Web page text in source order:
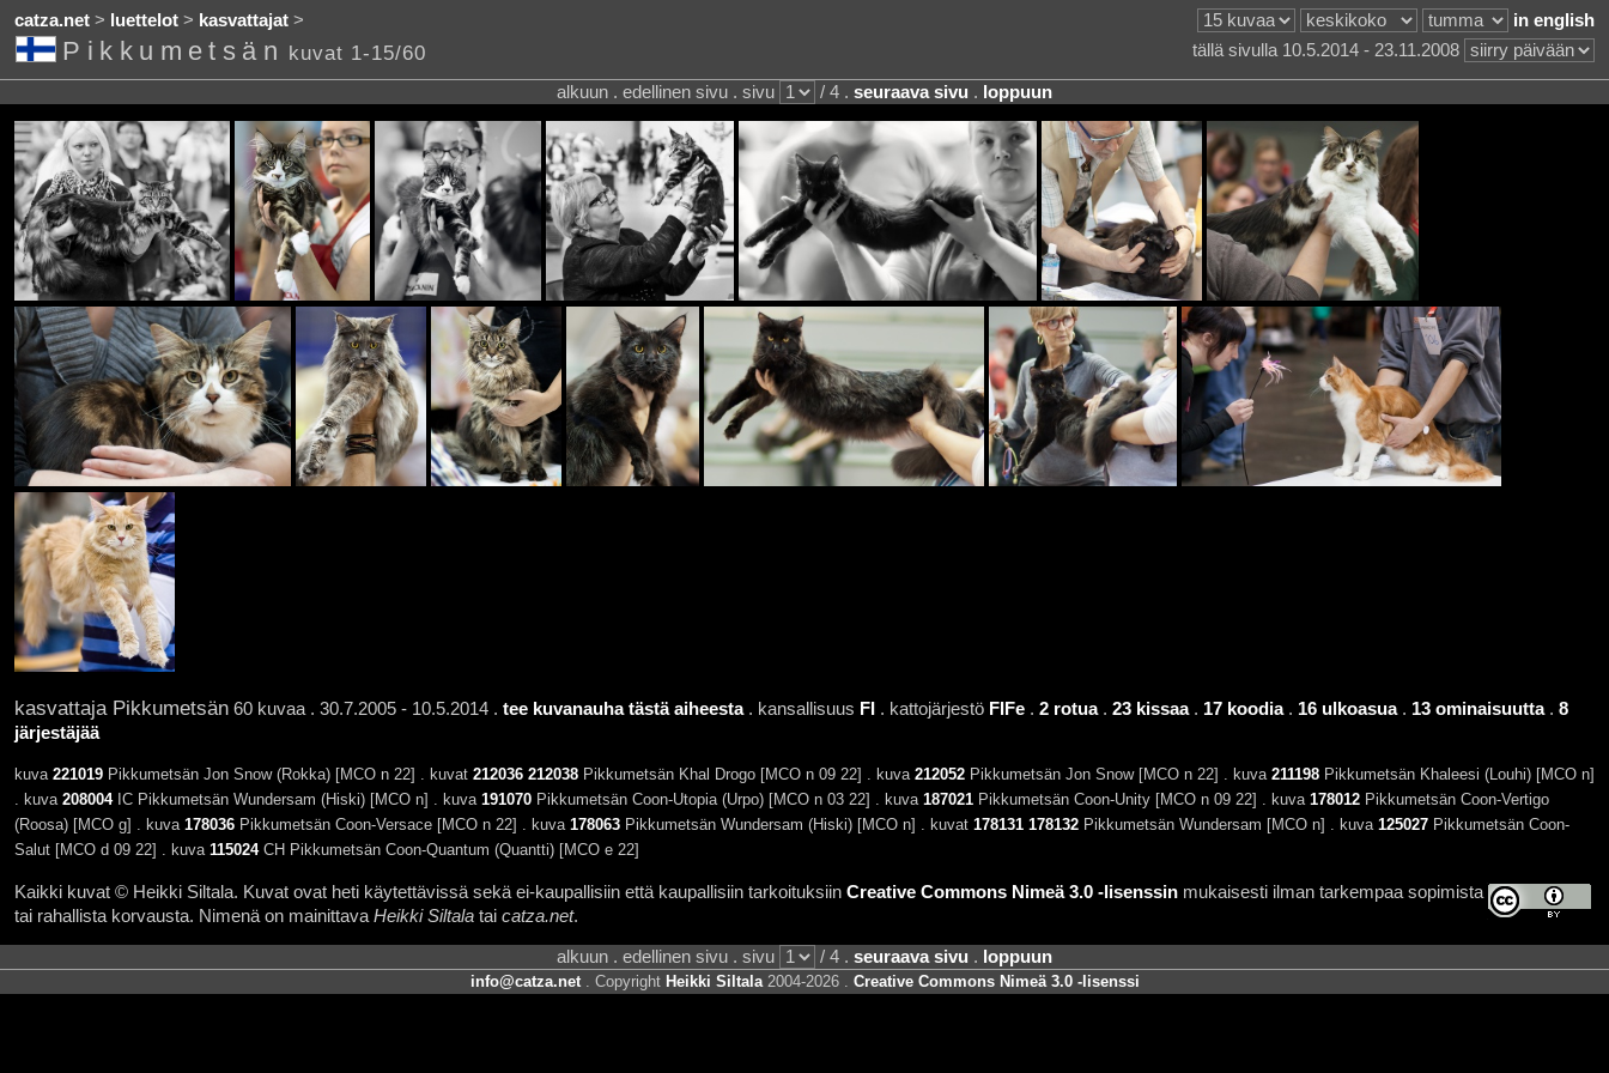
catza.net> luettelot> kasvattajat> in english
Pikkumetsän kuvat 1-15/60 tällä sivulla 10.5.2014 - 23.11.2008
alkuun . edellinen sivu . sivu / 4 . seuraava sivu . loppuun
kasvattaja Pikkumetsän60 kuvaa . 30.7.2005 - 10.5.2014 . tee kuvanauha tästä aiheesta. kansallisuus FI. kattojärjestö FIFe. 2 rotua. 23 kissaa. 17 koodia. 16 ulkoasua. 13 ominaisuutta. 8
järjestäjää
kuva 221019Pikkumetsän Jon Snow (Rokka) [MCO n 22] . kuvat 212036 212038Pikkumetsän Khal Drogo [MCO n 09 22] . kuva 212052Pikkumetsän Jon Snow [MCO n 22] . kuva 211198Pikkumetsän Khaleesi (Louhi) [MCO n]
. kuva 208004IC Pikkumetsän Wundersam (Hiski) [MCO n] . kuva 191070Pikkumetsän Coon-Utopia (Urpo) [MCO n 03 22] . kuva 187021Pikkumetsän Coon-Unity [MCO n 09 22] . kuva 178012Pikkumetsän Coon-Vertigo
(Roosa) [MCO g] . kuva 178036Pikkumetsän Coon-Versace [MCO n 22] . kuva 178063Pikkumetsän Wundersam (Hiski) [MCO n] . kuvat 178131 178132Pikkumetsän Wundersam [MCO n] . kuva 125027Pikkumetsän Coon-
Salut [MCO d 09 22] . kuva 115024CH Pikkumetsän Coon-Quantum (Quantti) [MCO e 22]
Kaikki kuvat © Heikki Siltala. Kuvat ovat heti käytettävissä sekä ei-kaupallisiin että kaupallisiin tarkoituksiin Creative Commons Nimeä 3.0 -lisenssinmukaisesti ilman tarkempaa sopimista
tai rahallista korvausta. Nimenä on mainittava Heikki Siltalatai catza.net.
alkuun . edellinen sivu . sivu / 4 . seuraava sivu . loppuun
info@catza.net. Copyright Heikki Siltala2004-2026 . Creative Commons Nimeä 3.0 -lisenssi